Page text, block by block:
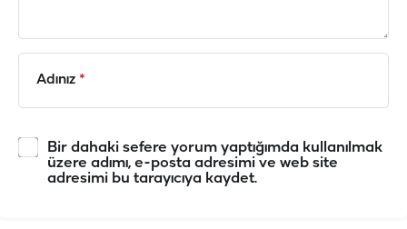
Adınız *
Bir dahaki sefere yorum yaptığımda kullanılmak
üzere adımı, e-posta adresimi ve web site
adresimi bu tarayıcıya kaydet.